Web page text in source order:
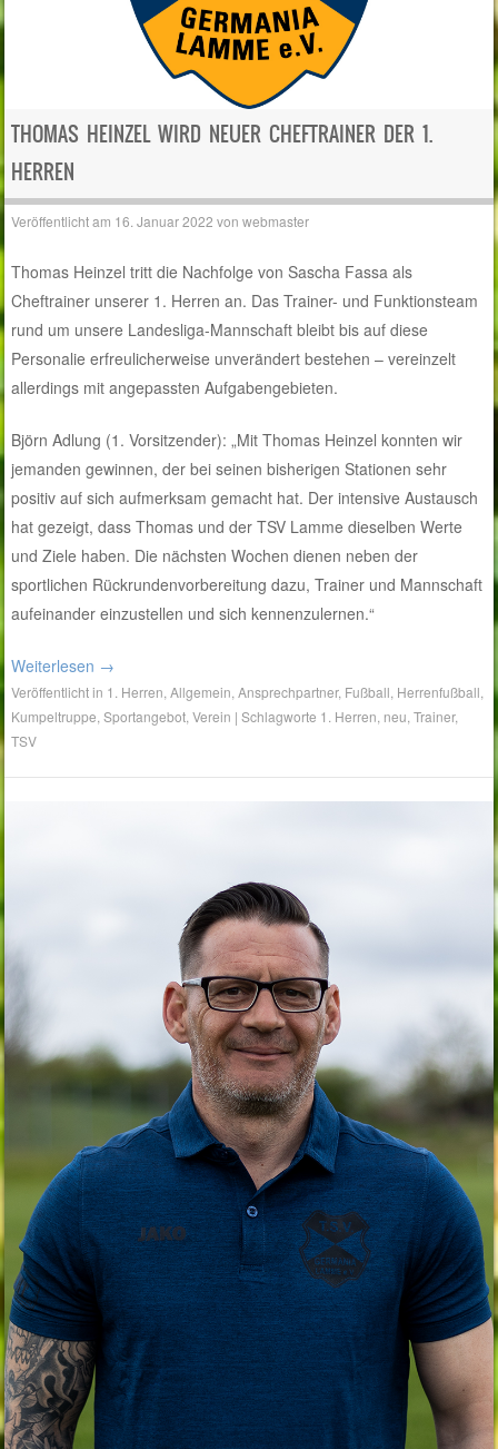
THOMAS HEINZEL WIRD NEUER CHEFTRAINER DER 1.
HERREN
Veröffentlicht am 16. Januar 2022 vonwebmaster
Thomas Heinzel tritt die Nachfolge von Sascha Fassa als
Cheftrainer unserer 1. Herren an. Das Trainer- und Funktionsteam
rund um unsere Landesliga-Mannschaft bleibt bis auf diese
Personalie erfreulicherweise unverändert bestehen – vereinzelt
allerdings mit angepassten Aufgabengebieten.
Björn Adlung (1. Vorsitzender): „Mit Thomas Heinzel konnten wir
jemanden gewinnen, der bei seinen bisherigen Stationen sehr
positiv auf sich aufmerksam gemacht hat. Der intensive Austausch
hat gezeigt, dass Thomas und der TSV Lamme dieselben Werte
und Ziele haben. Die nächsten Wochen dienen neben der
sportlichen Rückrundenvorbereitung dazu, Trainer und Mannschaft
aufeinander einzustellen und sich kennenzulernen.“
Weiterlesen →
Veröffentlicht in 1. Herren ,Allgemein ,Ansprechpartner, Fußball Herrenfußball
Kumpeltruppe ,Sportangebot ,Verein |Schlagworte 1. Herren neu ,Trainer,
TSV